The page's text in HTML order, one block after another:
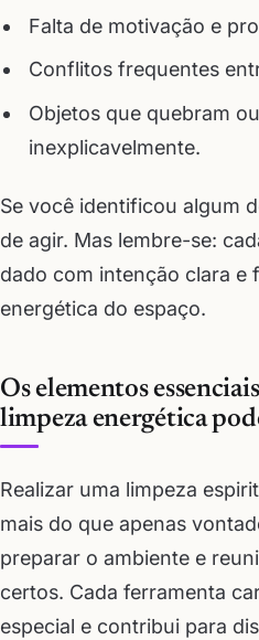
Falta de motivação e
Conflitos frequentes
Objetos que quebram
inexplicavelmente.
Se você identificou algum
de agir. Mas lembre-se:
dado com intenção clara e
energética do espaço.
Os elementos
limpeza energética
Realizar uma limpeza
mais do que apenas
preparar o ambiente e
certos. Cada ferramenta
especial e contribui para